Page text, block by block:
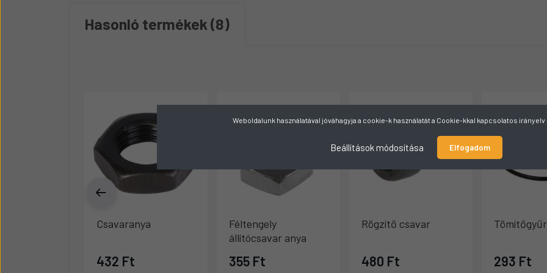
Hasonló termékek 8
Csavaranya
432 Ft
Féltengely
állítócsavar anya
355 Ft
Rögzítő csavar
480 Ft 293 Ft
Weboldalunk használatával jóváhagyja a cookie-k használatát a Cookie-kkal kapcsolatos
Beállítások módosítása Elfogadom